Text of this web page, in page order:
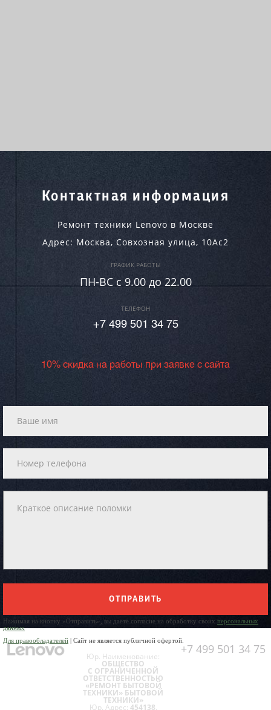
Контактная информация
Ремонт техники Lenovo в Москве
Адрес: Москва, Совхозная улица, 10Ас2
ГРАФИК РАБОТЫ
ПН-ВC c 9.00 до 22.00
ТЕЛЕФОН
+7 499 501 34 75
10% скидка на работы при заявке с сайта
ОТПРАВИТЬ
Нажимая на кнопку «Отправить», вы даете согласие на обработку своих персональных
данных
Для правообладателей | Сайт не является публичной офертой.
+7 499 501 34 75
Юр. Наименование:
ОБЩЕСТВО
С ОГРАНИЧЕННОЙ
ОТВЕТСТВЕННОСТЬЮ
«РЕМОНТ БЫТОВОЙ
ТЕХНИКИ» БЫТОВОЙ
ТЕХНИКИ»
Юр. Адрес: 454138,